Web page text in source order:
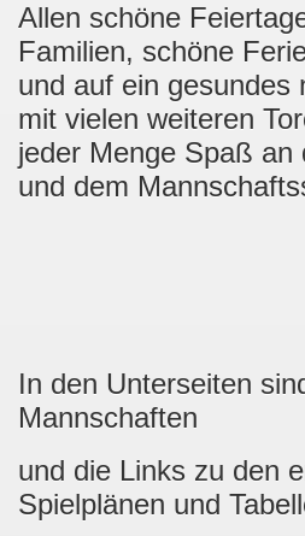
Allen schöne
Familien, schöne
und auf ein gesundes
mit vielen weiteren
jeder Menge Spaß an
und dem
In den Unterseiten
Mannschaften
und die Links zu den
Spielplänen und